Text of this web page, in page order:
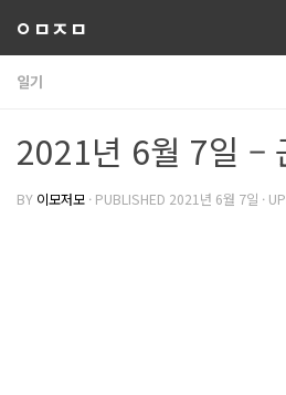
ㅇㅁㅈㅁ
일기
2021년 6월 7일 –
BY 이모저모 · PUBLISHED 2021년 6월 7일 ·